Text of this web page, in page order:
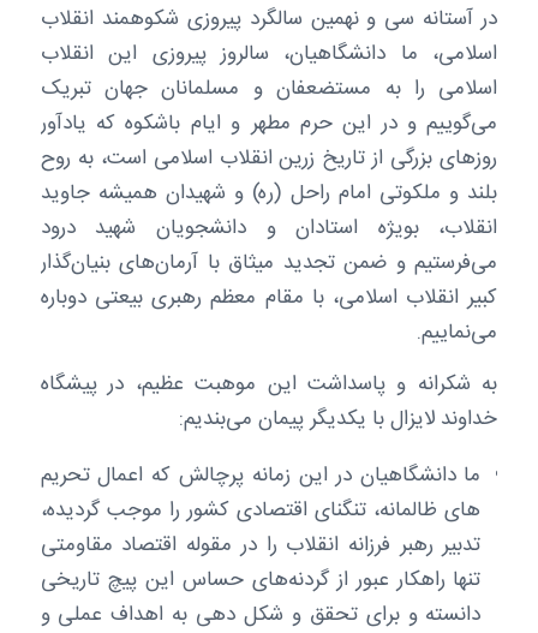
در آستانه سی و نهمین سالگرد پیروزی شکوهمند انقلاب
اسلامی، ما دانشگاهیان، سالروز پیروزی این انقلاب
اسلامی را به مستضعفان و مسلمانان جهان تبریک
می‌گوییم و در این حرم مطهر و ایام باشکوه که یادآور
روزهای بزرگی از تاریخ زرین انقلاب اسلامی است، به روح
بلند و ملکوتی امام راحل (ره) و شهیدان همیشه جاوید
انقلاب، بویژه استادان و دانشجویان شهید درود
می‌فرستیم و ضمن تجدید میثاق با آرمان‌های بنیان‌گذار
کبیر انقلاب اسلامی، با مقام معظم رهبری بیعتی دوباره
می‌نماییم.
به شکرانه و پاسداشت این موهبت عظیم، در پیشگاه
خداوند لایزال با یکدیگر پیمان می‌بندیم:
ما دانشگاهیان در این زمانه پرچالش که اعمال تحریم
های ظالمانه، تنگنای اقتصادی کشور را موجب گردیده،
تدبیر رهبر فرزانه انقلاب را در مقوله اقتصاد مقاومتی
تنها راهکار عبور از گردنه‌های حساس این پیچ تاریخی
دانسته و برای تحقق و شکل دهی به اهداف عملی و